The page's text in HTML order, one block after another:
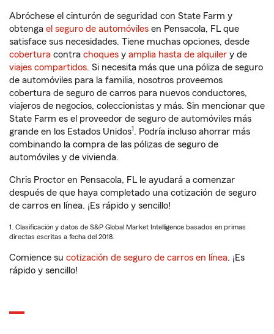
Abróchese el cinturón de seguridad con State Farm y
obtenga el seguro de automóviles en Pensacola, FL que
satisface sus necesidades. Tiene muchas opciones, desde
cobertura contra choques y amplia hasta de alquiler y de
viajes compartidos. Si necesita más que una póliza de seguro
de automóviles para la familia, nosotros proveemos
cobertura de seguro de carros para nuevos conductores,
viajeros de negocios, coleccionistas y más. Sin mencionar que
State Farm es el proveedor de seguro de automóviles más
grande en los Estados Unidos1. Podría incluso ahorrar más
combinando la compra de las pólizas de seguro de
automóviles y de vivienda.
Chris Proctor en Pensacola, FL le ayudará a comenzar
después de que haya completado una cotización de seguro
de carros en línea. ¡Es rápido y sencillo!
1. Clasificación y datos de S&P Global Market Intelligence basados en primas
directas escritas a fecha del 2018.
Comience su cotización de seguro de carros en línea. ¡Es
rápido y sencillo!